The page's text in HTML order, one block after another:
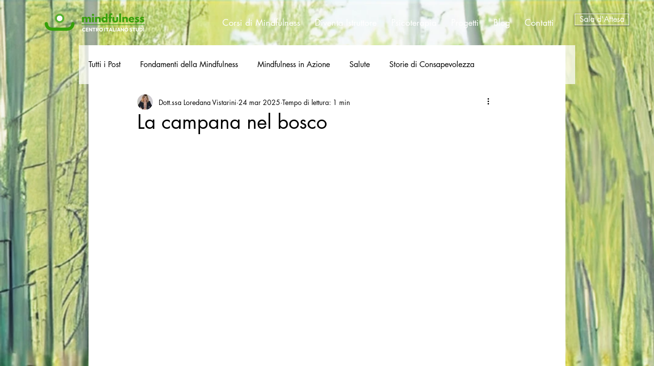
Corsi di Mindfulness Diventa Istruttore Psicoterapia Progetti Blog Contatti Sala d'Attesa
Tutti i Post Fondamenti della Mindfulness Mindfulness in Azione Salute Storie di Consapevolezza
La campana nel bosco
Dott.ssa Loredana Vistarini 24 mar 2025 Tempo di lettura: 1 min